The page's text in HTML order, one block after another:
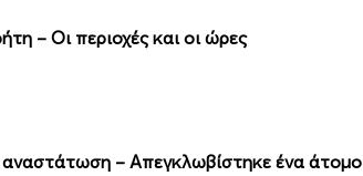
– Οι περιοχές και οι ώρες
– Απεγκλωβίστηκε ένα άτομο